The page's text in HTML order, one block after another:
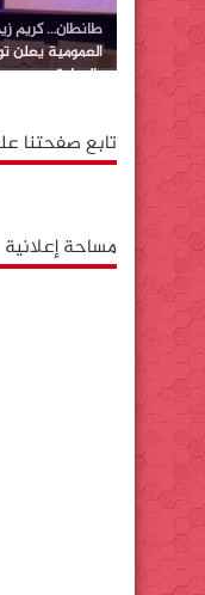
طانطان… كريم
العمومية يعلن
بالوطية
تابع صفحتنا
مساحة إعلانية